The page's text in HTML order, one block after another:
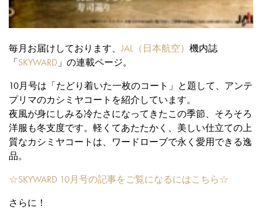
毎月お届けしております、JAL（日本航空） 機内誌
「SKYWARD 」の連載ページ。
10月号は「たどり着いた一枚のコート」と題して、アンテ
プリマのカシミヤコートを紹介しています。
夜風が身にしみる冷たさになってきたこの季節、そろそろ
洋服も冬支度です。軽くてあたたかく、美しい仕立ての上
質なカシミヤコートは、ワードローブで永く愛用できる逸
品。
☆SKYWARD 10月号の記事をご覧になるにはこちら☆
さらに！